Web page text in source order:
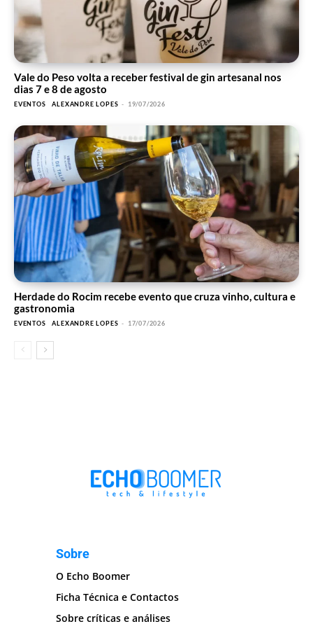
Vale do Peso volta a receber festival de gin artesanal nos
dias 7 e 8 de agosto
EVENTOS ALEXANDRE LOPES - 19/07/2026
Herdade do Rocim recebe evento que cruza vinho, cultura e
gastronomia
EVENTOS ALEXANDRE LOPES - 17/07/2026
Sobre
O Echo Boomer
Ficha Técnica e Contactos
Sobre críticas e análises